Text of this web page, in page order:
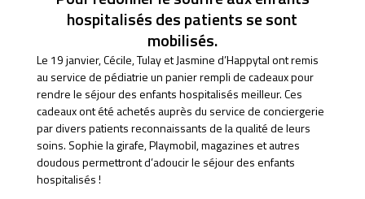
hospitalisés des patients se sont
mobilisés.
Le 19 janvier, Cécile, Tulay et Jasmine d’Happytal ont remis
au service de pédiatrie un panier rempli de cadeaux pour
rendre le séjour des enfants hospitalisés meilleur. Ces
cadeaux ont été achetés auprès du service de conciergerie
par divers patients reconnaissants de la qualité de leurs
soins. Sophie la girafe, Playmobil, magazines et autres
doudous permettront d’adoucir le séjour des enfants
hospitalisés !